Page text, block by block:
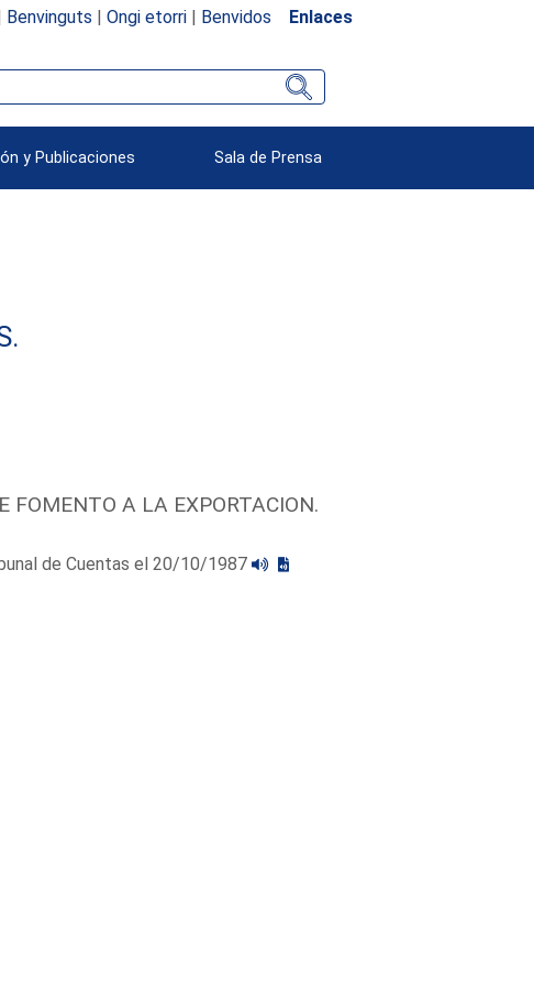
Benvinguts | Ongi etorri| Benvidos Enlaces
y Publicaciones Sala de Prensa
FOMENTO A LA EXPORTACION.
de Cuentas el 20/10/1987